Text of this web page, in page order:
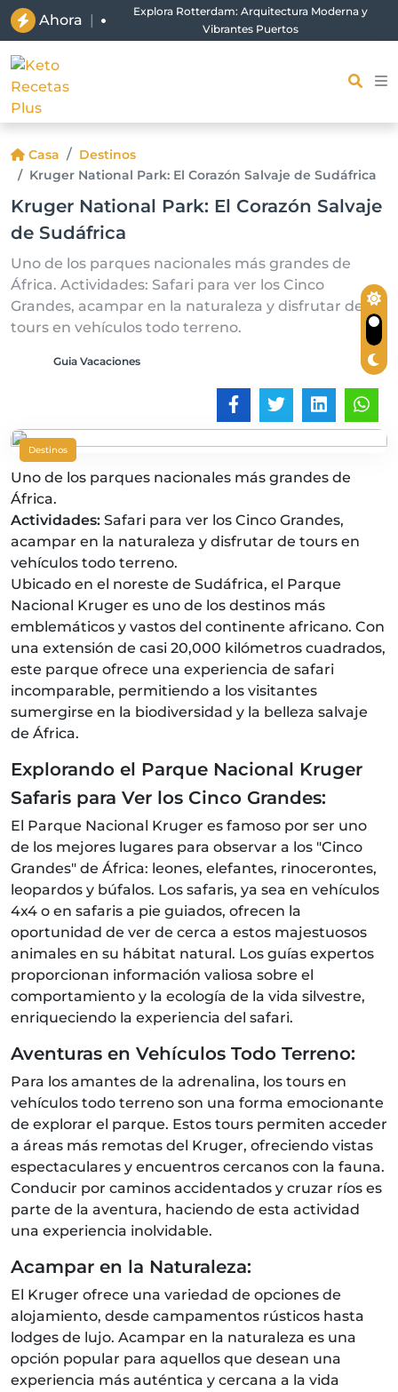
Ahora |
Explora Rotterdam: Arquitectura Moderna y
Vibrantes Puertos
Casa
Destinos
Kruger National Park: El Corazón Salvaje de Sudáfrica
Kruger National Park: El Corazón Salvaje
de Sudáfrica
Uno de los parques nacionales más grandes de
África. Actividades: Safari para ver los Cinco
Grandes, acampar en la naturaleza y disfrutar de
tours en vehículos todo terreno.
Guia Vacaciones
Destinos
Uno de los parques nacionales más grandes de
África.
Actividades: Safari para ver los Cinco Grandes,
acampar en la naturaleza y disfrutar de tours en
vehículos todo terreno.
Ubicado en el noreste de Sudáfrica, el Parque
Nacional Kruger es uno de los destinos más
emblemáticos y vastos del continente africano. Con
una extensión de casi 20,000 kilómetros cuadrados,
este parque ofrece una experiencia de safari
incomparable, permitiendo a los visitantes
sumergirse en la biodiversidad y la belleza salvaje
de África.
Explorando el Parque Nacional Kruger
Safaris para Ver los Cinco Grandes:
El Parque Nacional Kruger es famoso por ser uno
de los mejores lugares para observar a los "Cinco
Grandes" de África: leones, elefantes, rinocerontes,
leopardos y búfalos. Los safaris, ya sea en vehículos
4x4 o en safaris a pie guiados, ofrecen la
oportunidad de ver de cerca a estos majestuosos
animales en su hábitat natural. Los guías expertos
proporcionan información valiosa sobre el
comportamiento y la ecología de la vida silvestre,
enriqueciendo la experiencia del safari.
Aventuras en Vehículos Todo Terreno:
Para los amantes de la adrenalina, los tours en
vehículos todo terreno son una forma emocionante
de explorar el parque. Estos tours permiten acceder
a áreas más remotas del Kruger, ofreciendo vistas
espectaculares y encuentros cercanos con la fauna.
Conducir por caminos accidentados y cruzar ríos es
parte de la aventura, haciendo de esta actividad
una experiencia inolvidable.
Acampar en la Naturaleza:
El Kruger ofrece una variedad de opciones de
alojamiento, desde campamentos rústicos hasta
lodges de lujo. Acampar en la naturaleza es una
opción popular para aquellos que desean una
experiencia más auténtica y cercana a la vida